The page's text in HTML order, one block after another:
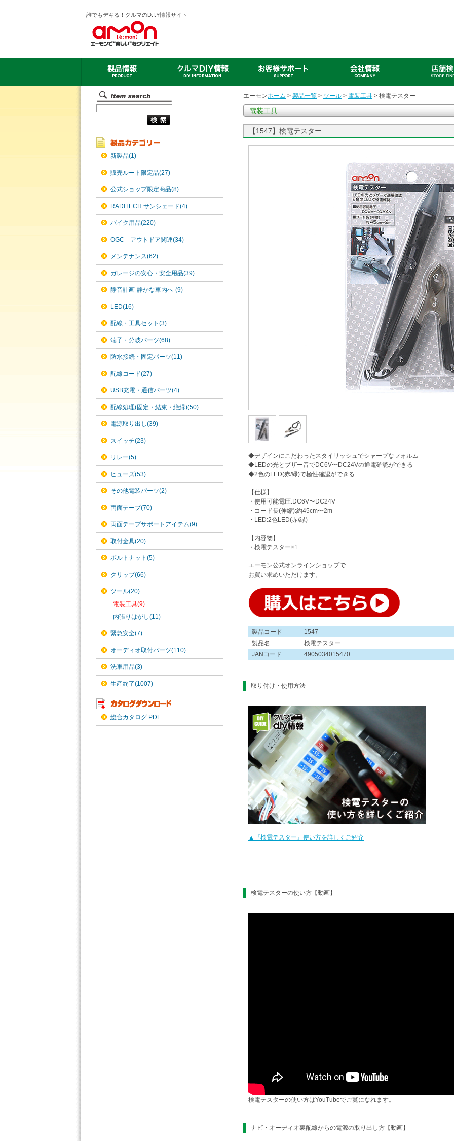
誰でもデキる！クルマのD.I.Y情報サイト
新製品(1)
販売ルート限定品(27)
公式ショップ限定商品(8)
RADITECH サンシェード(4)
バイク用品(220)
OGC アウトドア関連(34)
メンテナンス(62)
ガレージの安心・安全用品(39)
静音計画-静かな車内へ-(9)
LED(16)
配線・工具セット(3)
端子・分岐パーツ(68)
防水接続・固定パーツ(11)
配線コード(27)
USB充電・通信パーツ(4)
配線処理(固定・結束・絶縁)(50)
電源取り出し(39)
スイッチ(23)
リレー(5)
ヒューズ(53)
その他電装パーツ(2)
両面テープ(70)
両面テープサポートアイテム(9)
取付金具(20)
ボルトナット(5)
クリップ(66)
ツール(20)
電装工具(9)
内張りはがし(11)
緊急安全(7)
オーディオ取付パーツ(110)
洗車用品(3)
生産終了(1007)
総合カタログ PDF
エーモンホーム > 製品一覧 > ツール > 電装工具 > 検電テスター
電装工具
【1547】検電テスター
◆デザインにこだわったスタイリッシュでシャープなフォルム
◆LEDの光とブザー音でDC6V〜DC24Vの通電確認ができる
◆2色のLED(赤/緑)で極性確認ができる
【仕様】
・使用可能電圧:DC6V〜DC24V
・コード長(伸縮):約45cm〜2m
・LED:2色LED(赤/緑)
【内容物】
・検電テスター×1
エーモン公式オンラインショップで
お買い求めいただけます。
製品コード
1547
製品名
検電テスター
JANコード
4905034015470
取り付け・使用方法
▲『検電テスター』使い方を詳しくご紹介
検電テスターの使い方【動画】
検電テスターの使い方はYouTubeでご覧になれます。
ナビ・オーディオ裏配線からの電源の取り出し方【動画】